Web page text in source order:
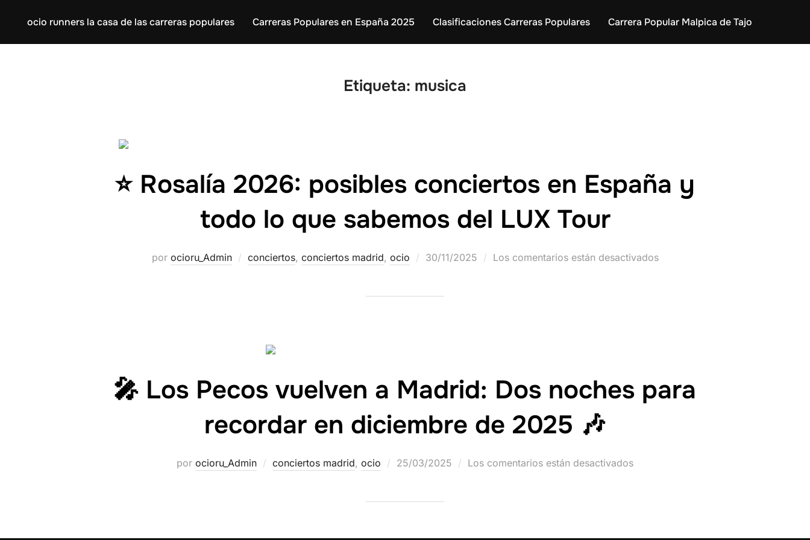
ocio runners la casa de las carreras populares Carreras Populares en España 2025 Clasificaciones Carreras Populares Carrera Popular Malpica de Tajo
Etiqueta: musica
⭐ Rosalía 2026: posibles conciertos en España y
todo lo que sabemos del LUX Tour
por ocioru_Admin conciertos, conciertos madrid, ocio 30/11/2025 Los comentarios están desactivados
🎤 Los Pecos vuelven a Madrid: Dos noches para
recordar en diciembre de 2025 🎶
por ocioru_Admin conciertos madrid, ocio 25/03/2025 Los comentarios están desactivados